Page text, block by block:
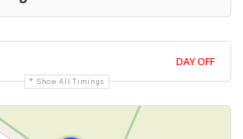
DAY OFF
Show All Timings